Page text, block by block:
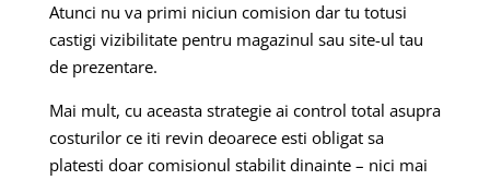
Atunci nu va primi niciun comision dar tu totusi
castigi vizibilitate pentru magazinul sau site-ul tau
de prezentare.
Mai mult, cu aceasta strategie ai control total asupra
costurilor ce iti revin deoarece esti obligat sa
platesti doar comisionul stabilit dinainte – nici mai